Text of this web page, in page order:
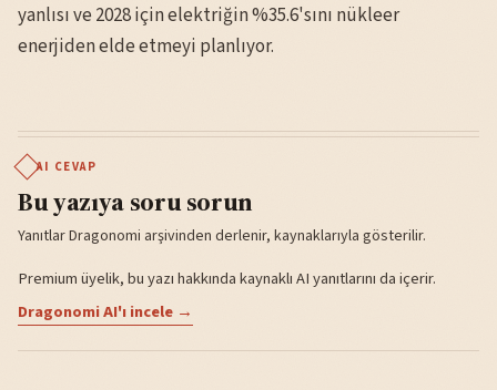
yanlısı ve 2028 için elektriğin %35.6'sını nükleer
enerjiden elde etmeyi planlıyor.
AI CEVAP
Bu yazıya soru sorun
Yanıtlar Dragonomi arşivinden derlenir, kaynaklarıyla gösterilir.
Premium üyelik, bu yazı hakkında kaynaklı AI yanıtlarını da içerir.
Dragonomi AI'ı incele →